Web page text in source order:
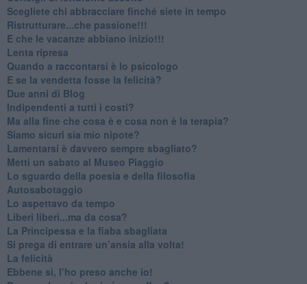
​Scegliete chi abbracciare finché siete in tempo
​Ristrutturare...che passione!!!
​E che le vacanze abbiano inizio!!!
​Lenta ripresa
​Quando a raccontarsi è lo psicologo
​E se la vendetta fosse la felicità?
​Due anni di Blog
​Indipendenti a tutti i costi?
​Ma alla fine che cosa è e cosa non è la terapia?
​Siamo sicuri sia mio nipote?
​Lamentarsi è davvero sempre sbagliato?
​Metti un sabato al Museo Piaggio
​Lo sguardo della poesia e della filosofia
Autosabotaggio
​Lo aspettavo da tempo
​Liberi liberi...ma da cosa?
​La Principessa e la fiaba sbagliata
Si prega di entrare un’ansia alla volta!
​La felicità
​Ebbene sì, l’ho preso anche io!